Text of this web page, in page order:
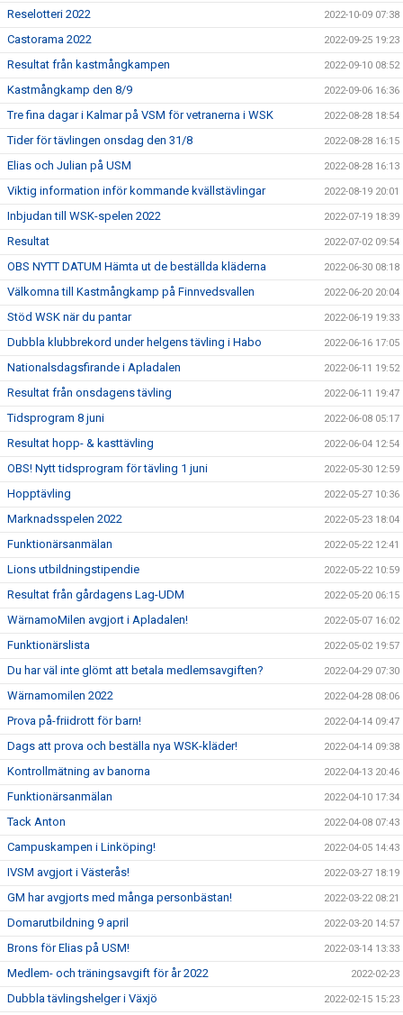
Reselotteri 2022 2022-10-09 07:38
Castorama 2022 2022-09-25 19:23
Resultat från kastmångkampen 2022-09-10 08:52
Kastmångkamp den 8/9 2022-09-06 16:36
Tre fina dagar i Kalmar på VSM för vetranerna i WSK 2022-08-28 18:54
Tider för tävlingen onsdag den 31/8 2022-08-28 16:15
Elias och Julian på USM 2022-08-28 16:13
Viktig information inför kommande kvällstävlingar 2022-08-19 20:01
Inbjudan till WSK-spelen 2022 2022-07-19 18:39
Resultat 2022-07-02 09:54
OBS NYTT DATUM Hämta ut de beställda kläderna 2022-06-30 08:18
Välkomna till Kastmångkamp på Finnvedsvallen 2022-06-20 20:04
Stöd WSK när du pantar 2022-06-19 19:33
Dubbla klubbrekord under helgens tävling i Habo 2022-06-16 17:05
Nationalsdagsfirande i Apladalen 2022-06-11 19:52
Resultat från onsdagens tävling 2022-06-11 19:47
Tidsprogram 8 juni 2022-06-08 05:17
Resultat hopp- & kasttävling 2022-06-04 12:54
OBS! Nytt tidsprogram för tävling 1 juni 2022-05-30 12:59
Hopptävling 2022-05-27 10:36
Marknadsspelen 2022 2022-05-23 18:04
Funktionärsanmälan 2022-05-22 12:41
Lions utbildningstipendie 2022-05-22 10:59
Resultat från gårdagens Lag-UDM 2022-05-20 06:15
WärnamoMilen avgjort i Apladalen! 2022-05-07 16:02
Funktionärslista 2022-05-02 19:57
Du har väl inte glömt att betala medlemsavgiften? 2022-04-29 07:30
Wärnamomilen 2022 2022-04-28 08:06
Prova på-friidrott för barn! 2022-04-14 09:47
Dags att prova och beställa nya WSK-kläder! 2022-04-14 09:38
Kontrollmätning av banorna 2022-04-13 20:46
Funktionärsanmälan 2022-04-10 17:34
Tack Anton 2022-04-08 07:43
Campuskampen i Linköping! 2022-04-05 14:43
IVSM avgjort i Västerås! 2022-03-27 18:19
GM har avgjorts med många personbästan! 2022-03-22 08:21
Domarutbildning 9 april 2022-03-20 14:57
Brons för Elias på USM! 2022-03-14 13:33
Medlem- och träningsavgift för år 2022 2022-02-23
Dubbla tävlingshelger i Växjö 2022-02-15 15:23